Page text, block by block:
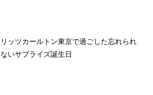
リッツカールトン東京で過ごした忘れられ
ないサプライズ誕生日